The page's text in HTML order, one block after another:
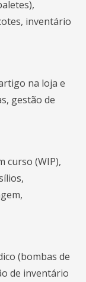
inventário
na loja e
gestão de
curso (WIP),
(bombas de
de inventário